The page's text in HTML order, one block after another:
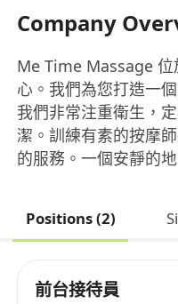
Company
Me Time Massage
心。我們為您打造一
我們非常注重衛生，
潔。訓練有素的按摩
的服務。一個安靜的
Positions (2)
前台接待員